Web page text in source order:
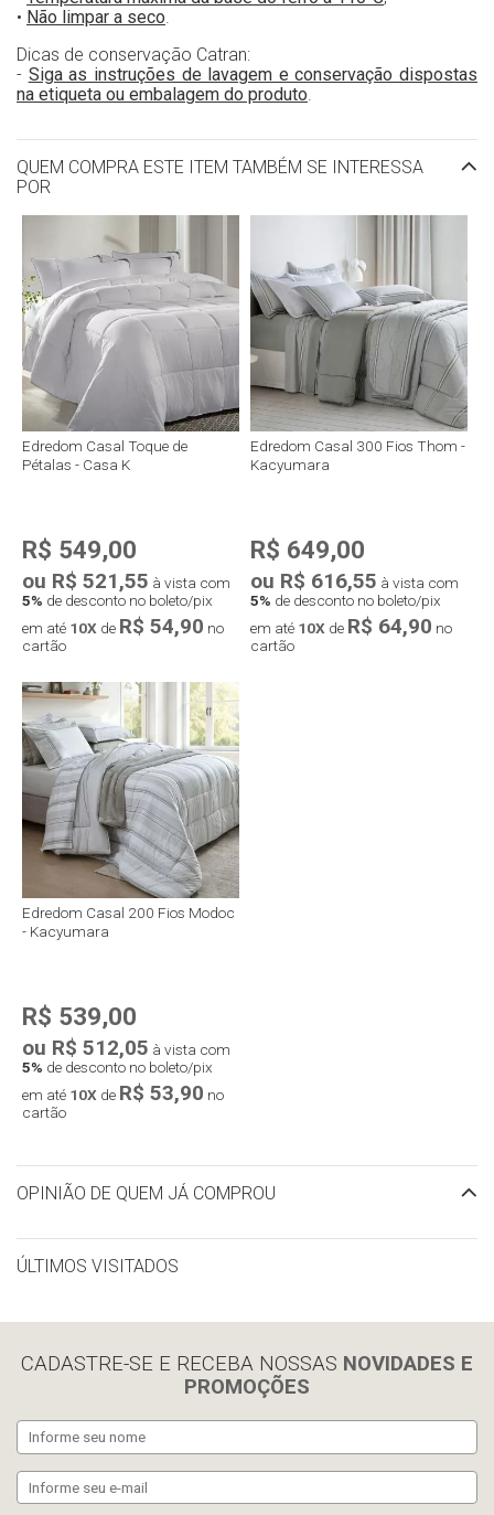
• Não limpar a seco
Dicas de conservação Catran:
- Siga as instruções de lavagem e conservação dispostas
na etiqueta ou embalagem do produto
QUEM COMPRA ESTE ITEM TAMBÉM SE INTERESSA
POR
Edredom Casal Toque de
Pétalas - Casa K
R$ 549,00
ou R$ 521,55 à vista com
5% de desconto no boleto/pix
em até 10X de R$ 54,90 no
cartão
Edredom Casal 300 Fios Thom -
Kacyumara
R$ 649,00
ou R$ 616,55 à vista com
5% de desconto no boleto/pix
em até 10X de R$ 64,90 no
cartão
Edredom Casal 200 Fios Modoc
- Kacyumara
R$ 539,00
ou R$ 512,05 à vista com
5% de desconto no boleto/pix
em até 10X de R$ 53,90 no
cartão
OPINIÃO DE QUEM JÁ COMPROU
ÚLTIMOS VISITADOS
CADASTRE-SE E RECEBA NOSSAS NOVIDADES E
PROMOÇÕES